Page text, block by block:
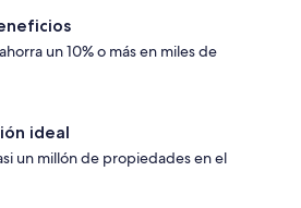
un 10% o más en miles de
ideal
un millón de propiedades en el